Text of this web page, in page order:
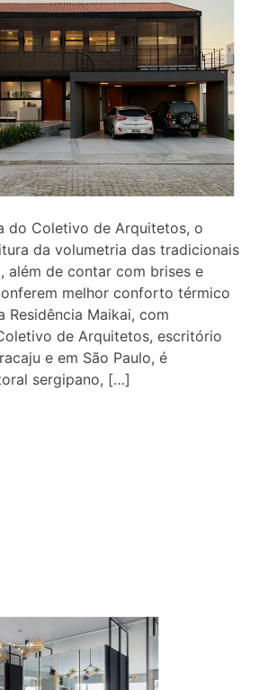
do Coletivo de Arquitetos, o
da volumetria das tradicionais
além de contar com brises e
melhor conforto térmico
Residência Maikai, com
de Arquitetos, escritório
e em São Paulo, é
sergipano, […]